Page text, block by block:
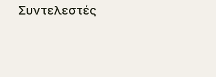
Συντελεστές